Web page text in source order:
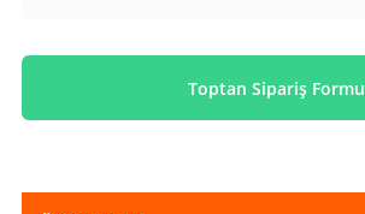
Toptan Sipariş Formu